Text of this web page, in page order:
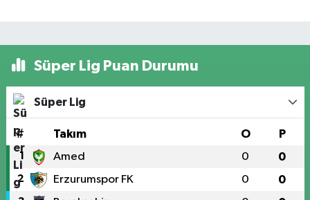
Süper Lig Puan Durumu
Süper Lig
# Takım O P
1 Amed 0 0
2 Erzurumspor FK 0 0